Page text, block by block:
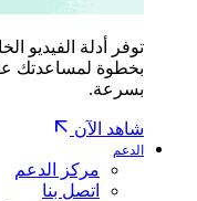
بخطوة لمساعدتك
بسرعة.
شاهد الآن
الدعم
مركز الدعم
اتصل بنا